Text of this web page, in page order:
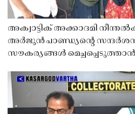
അക്വാട്ടിക് അക്കാദമി
അർജുൻ പാണ്ഡ്യൻ്റെ
സൗകര്യങ്ങൾ മെച്ചപ്പെടുത്താൻ